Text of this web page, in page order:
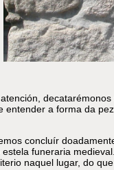
entender a forma da
concluír
funeraria
naquel lugar, do